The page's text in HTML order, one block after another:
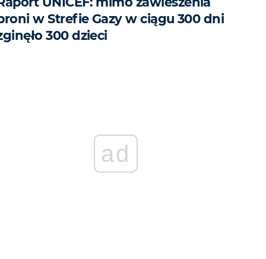
w Strefie Gazy w ciągu 300 dni
300 dzieci
ad